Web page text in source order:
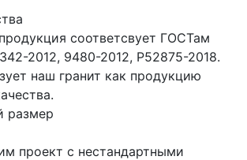
соответсвует ГОСТам
2012, 9480-2012, Р52875-2018.
наш гранит как продукцию
размер
проект с нестандартными